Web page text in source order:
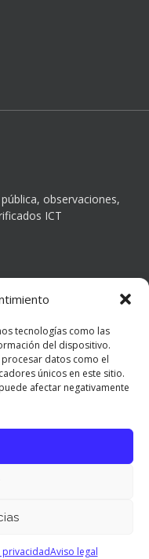
tecnologías como las
del dispositivo.
datos como el
únicos en este sitio.
afectar negativamente
Aviso legal
observaciones,
ICT
cookies